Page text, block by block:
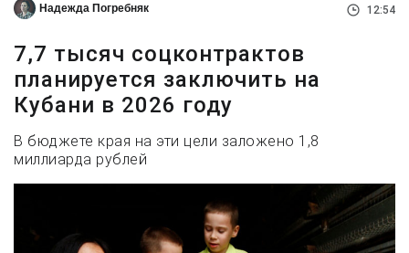
Надежда Погребняк 12:54
7,7 тысяч соцконтрактов
планируется заключить на
Кубани в 2026 году
В бюджете края на эти цели заложено 1,8
миллиарда рублей